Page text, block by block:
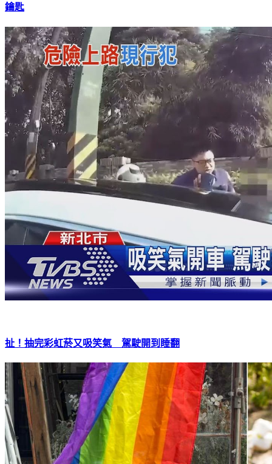
鑰匙
扯！抽完彩虹菸又吸笑氣 駕駛開到睡翻